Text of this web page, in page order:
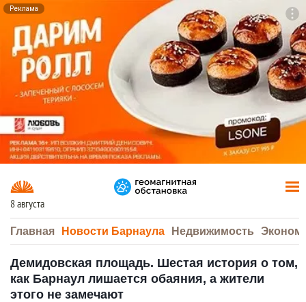
Реклама
8 августа
Главная Новости Барнаула Недвижимость
Демидовская площадь. Шестая история о том,
как Барнаул лишается обаяния, а жители
этого не замечают